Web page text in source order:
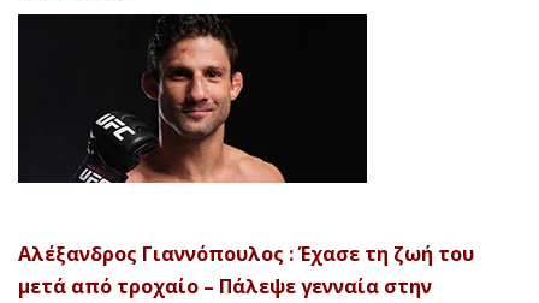
Αλέξανδρος Γιαννόπουλος : Έχασε τη ζωή του
μετά από τροχαίο – Πάλεψε γενναία στην